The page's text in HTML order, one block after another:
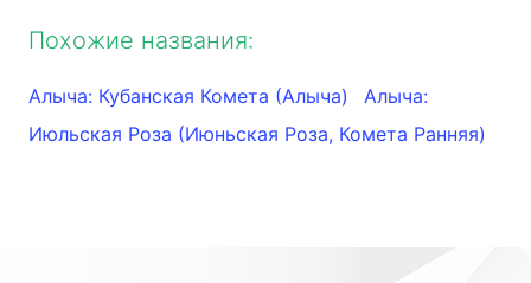
Похожие названия:
Алыча: Кубанская Комета (Алыча)
Алыча:
Июльская Роза (Июньская Роза, Комета Ранняя)